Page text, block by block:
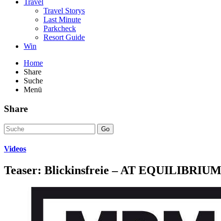
Travel
Travel Storys
Last Minute
Parkcheck
Resort Guide
Win
Home
Share
Suche
Menü
Share
Go
Videos
Teaser: Blickinsfreie – AT EQUILIBRIUM